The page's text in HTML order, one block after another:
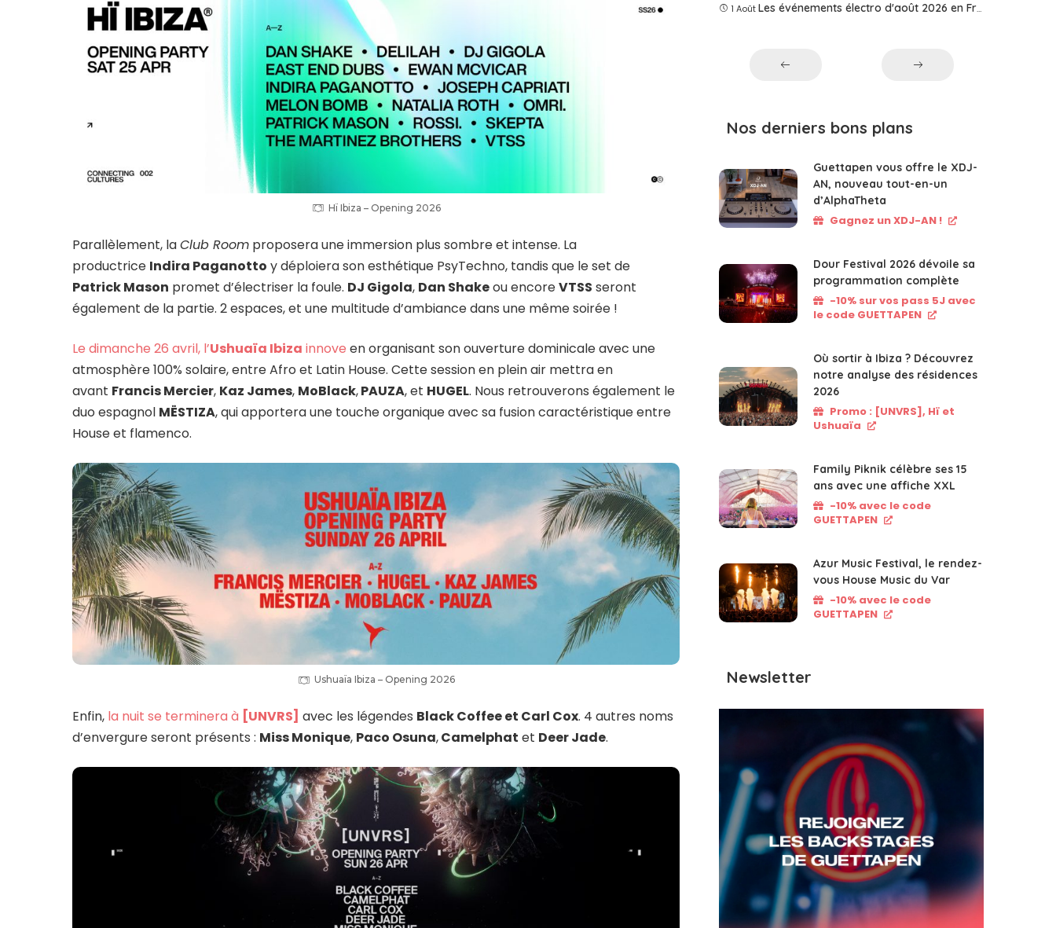
Hï Ibiza – Opening 2026
Parallèlement, laClub Room proposera une immersion plus sombre et intense. La
productrice Indira Paganotto y déploiera son esthétique PsyTechno, tandis que le set de
Patrick Mason promet d’électriser la foule. DJ Gigola, Dan Shakeou encoreVTSS seront
également de la partie. 2 espaces, et une multitude d’ambiance dans une même soirée !
Le dimanche 26 avril, l’Ushuaïa Ibiza innove en organisant son ouverture dominicale avec une
atmosphère 100% solaire, entre Afro et Latin House. Cette session en plein air mettra en
avant Francis Mercier, Kaz James, MoBlack,PAUZA, et HUGEL. Nous retrouverons également le
duo espagnol MËSTIZA, qui apportera une touche organique avec sa fusion caractéristique entre
House et flamenco.
Ushuaïa Ibiza – Opening 2026
Enfin, la nuit se terminera à [UNVRS] avec les légendes Black Coffee et Carl Cox. 4 autres noms
d’envergure seront présents : Miss Monique, Paco Osuna,Camelphat et Deer Jade.
1 Août Les événements électro d'août 2026 en France
Nos derniers bons plans
Guettapen vous offre le XDJ-
AN, nouveau tout-en-un
d’AlphaTheta
Gagnez un XDJ-AN !
Dour Festival 2026 dévoile sa
programmation complète
-10% sur vos pass 5J avec
le code GUETTAPEN
Où sortir à Ibiza ? Découvrez
notre analyse des résidences
2026
Promo : [UNVRS], Hï et
Ushuaïa
Family Piknik célèbre ses 15
ans avec une affiche XXL
-10% avec le code
GUETTAPEN
Azur Music Festival, le rendez-
vous House Music du Var
-10% avec le code
GUETTAPEN
Newsletter